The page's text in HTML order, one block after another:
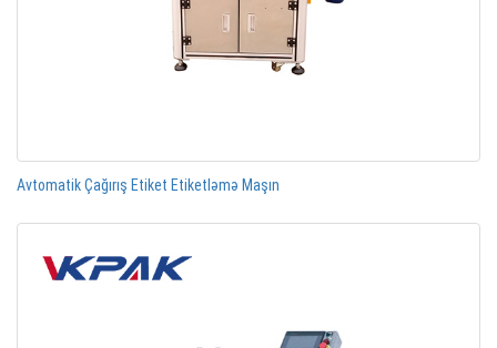
Avtomatik Çağırış Etiket Etiketləmə Maşın